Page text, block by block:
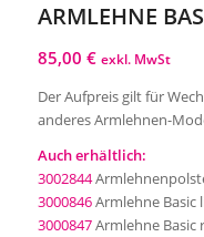
ARMLEHNE
85,00 € exkl. MwSt
Der Aufpreis gilt für
anderes Armlehnen-
Auch erhältlich:
3002844
3000846Armlehne Basic
3000847Armlehne Basic